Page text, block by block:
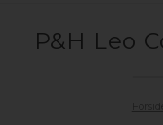
P&H Leo